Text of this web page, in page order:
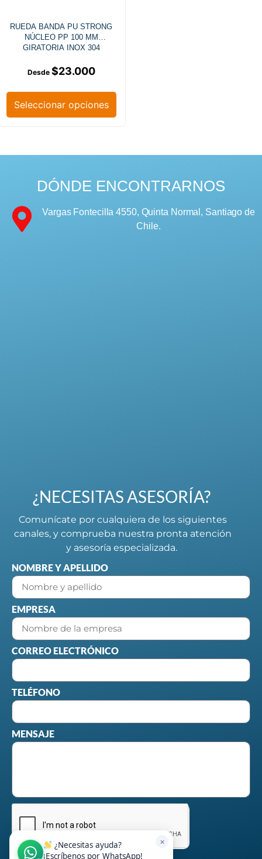
RUEDA BANDA PU STRONG
NÚCLEO PP 100 MM
GIRATORIA INOX 304
$23.000
Seleccionar opciones
DÓNDE ENCONTRARNOS
Vargas Fontecilla 4550, Quinta Normal, Santiago de
Chile.
¿NECESITAS ASESORÍA?
Comunícate por cualquiera de los siguientes
canales, y comprueba nuestra pronta atención
y asesoría especializada.
NOMBRE Y APELLIDO
EMPRESA
CORREO ELECTRÓNICO
TELÉFONO
MENSAJE
✕
¿Necesitas ayuda?
¡Escríbenos por WhatsApp!